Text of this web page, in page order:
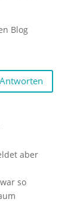
Blog
Antworten
aber
so